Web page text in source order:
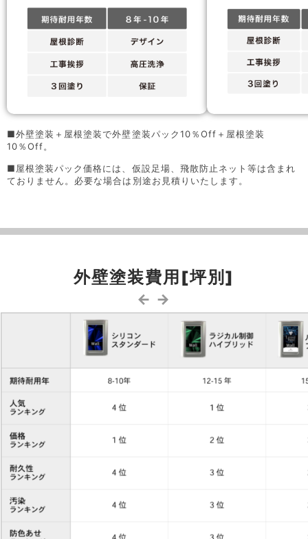
■外壁塗装＋屋根塗装で外壁塗装パック10％Off＋屋根塗装
10％Off。
■屋根塗装パック価格には、仮設足場、飛散防止ネット等は含まれ
ておりません。必要な場合は別途お見積りいたします。
外壁塗装費用[坪別]
← →